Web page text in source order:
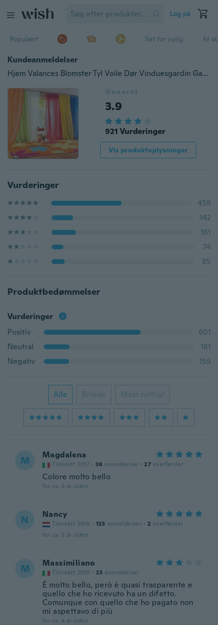
Log på
Populært Set for nylig At
Kundeanmeldelser
Hjem Valances Blomster Tyl Voile Dør Vinduesgardin Gardin Panel Sheer Halstørklæde GL
Generel
3.9
921 Vurderinger
Vis produktoplysninger
Vurderinger
459
142
161
74
85
Produktbedømmelser
Vurderinger
Positiv
601
Neutral
161
Negativ
159
Alle Billede Mest nyttigt
M Magdalena
Tilmeldt 2017 · 38 anmeldelser · 27 overførsler
Colore molto bello
for ca. 5 år siden
N Nancy
Tilmeldt 2018 · 123 anmeldelser · 2 overførsler
for ca. 5 år siden
M Massimiliano
Tilmeldt 2019 · 23 anmeldelser
È molto bello, però è quasi trasparente e
quello che ho ricevuto ha un difetto.
Comunque con quello che ho pagato non
mi aspettavo di più
for ca. 6 år siden